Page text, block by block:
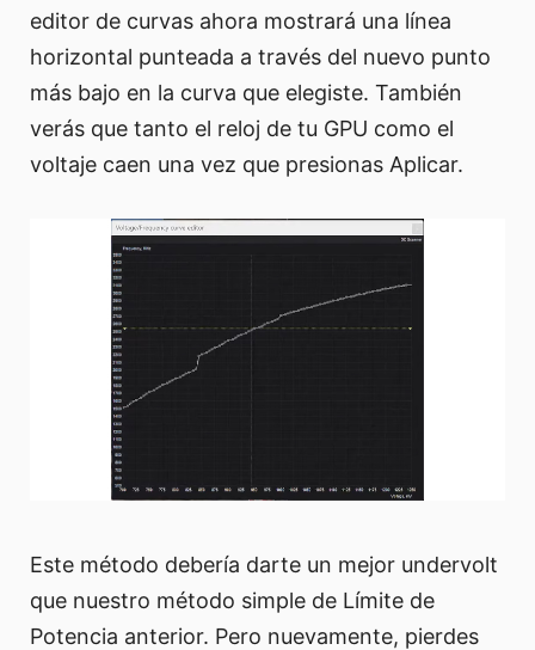
editor de curvas ahora mostrará una línea
horizontal punteada a través del nuevo punto
más bajo en la curva que elegiste. También
verás que tanto el reloj de tu GPU como el
voltaje caen una vez que presionas Aplicar.
Este método debería darte un mejor undervolt
que nuestro método simple de Límite de
Potencia anterior. Pero nuevamente, pierdes